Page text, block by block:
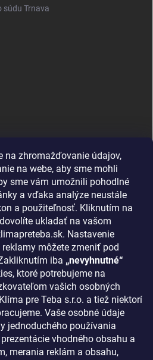
na zhromažďovanie údajov,
na webe, aby sme mohli
sme vám umožnili pohodlné
a vďaka analýze neustále
a použiteľnosť. Kliknutím na
ukladať na vašom
Nastavenie
môžete zmeniť pod
iba „nevyhnutné“
ktoré potrebujeme na
vašich osobných
pre Teba s.r.o. a tiež niektorí
Vaše osobné údaje
jednoduchého používania
vhodného obsahu a
merania reklám a obsahu,
súdu Trnava
údajov
klimapreteba.sk